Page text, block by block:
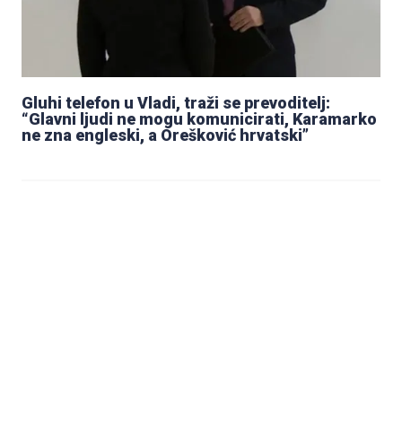
Gluhi telefon u Vladi, traži se prevoditelj:
“Glavni ljudi ne mogu komunicirati, Karamarko
ne zna engleski, a Orešković hrvatski”